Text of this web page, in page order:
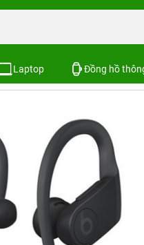
Laptop Đồng hồ
Tai nghe